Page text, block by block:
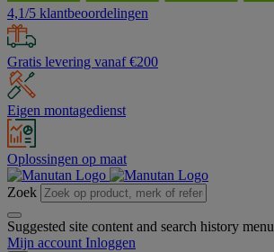
4,1/5 klantbeoordelingen
Gratis levering vanaf €200
Eigen montagedienst
Oplossingen op maat
Zoek
Suggested site content and search history menu
Mijn account Inloggen